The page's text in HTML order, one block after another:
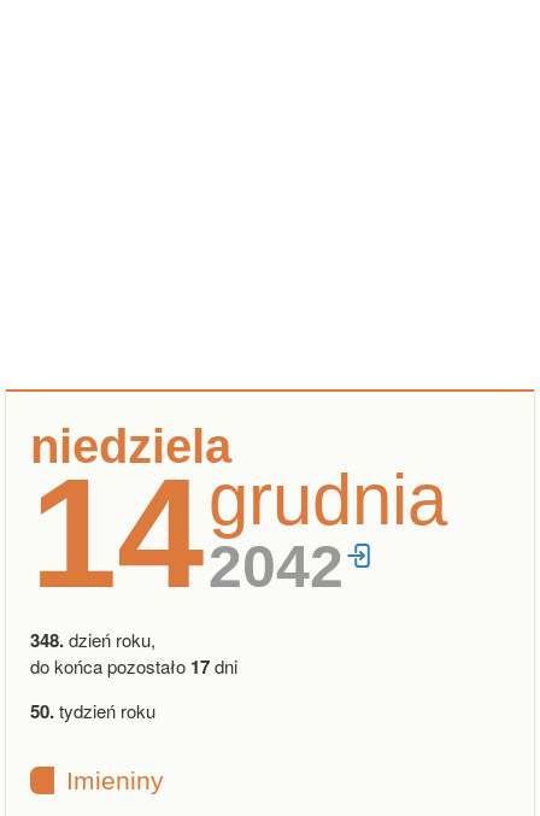
niedziela
14grudnia
2042
348.dzień roku,
do końca pozostało 17dni
50.tydzień roku
Imieniny